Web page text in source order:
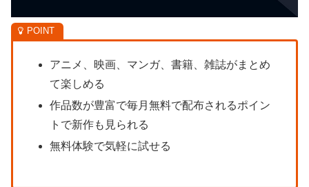
アニメ、映画、マンガ、書籍、雑誌がまとめ
て楽しめる
作品数が豊富で毎月無料で配布されるポイン
トで新作も見られる
無料体験で気軽に試せる